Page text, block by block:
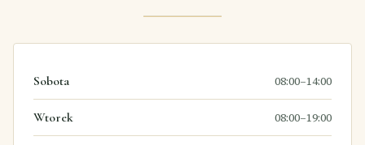
Sobota 08:00–14:00
Wtorek 08:00–19:00